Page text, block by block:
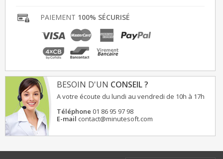
PAIEMENT 100% SÉCURISÉ
BESOIN D'UN CONSEIL ?
A votre écoute du lundi au vendredi de 10h à 17h
Téléphone 01 86 95 97 98
E-mail contact@minutesoft.com